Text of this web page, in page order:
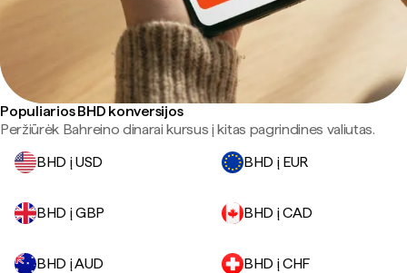
Populiarios BHD konversijos
Peržiūrėk Bahreino dinarai kursus į kitas pagrindines valiutas.
BHD į USD
BHD į EUR
BHD į GBP BHD į CAD
BHD į AUD BHD į CHF